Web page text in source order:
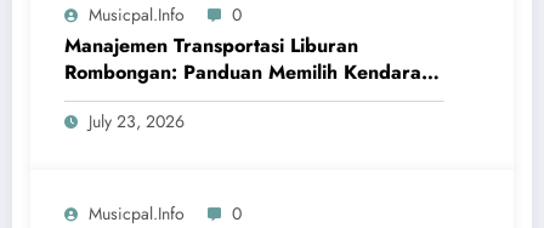
Musicpal.info 0
Manajemen Transportasi Liburan
Rombongan: Panduan Memilih Kendaraan
MPV dan Paket Petualangan Bahari
July 23, 2026
Musicpal.info 0